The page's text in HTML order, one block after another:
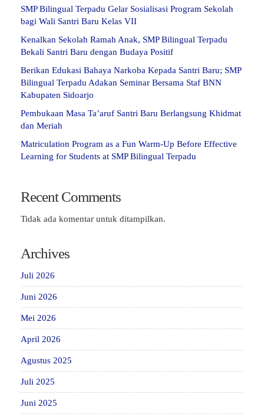
SMP Bilingual Terpadu Gelar Sosialisasi Program Sekolah
bagi Wali Santri Baru Kelas VII
Kenalkan Sekolah Ramah Anak, SMP Bilingual Terpadu
Bekali Santri Baru dengan Budaya Positif
Berikan Edukasi Bahaya Narkoba Kepada Santri Baru; SMP
Bilingual Terpadu Adakan Seminar Bersama Staf BNN
Kabupaten Sidoarjo
Pembukaan Masa Ta’aruf Santri Baru Berlangsung Khidmat
dan Meriah
Matriculation Program as a Fun Warm-Up Before Effective
Learning for Students at SMP Bilingual Terpadu
Recent Comments
Tidak ada komentar untuk ditampilkan.
Archives
Juli 2026
Juni 2026
Mei 2026
April 2026
Agustus 2025
Juli 2025
Juni 2025